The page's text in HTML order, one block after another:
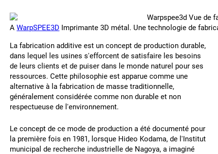
X Facebook LinkedIn YouTube
AWarpSPEE3D Imprimante 3D métal. Une technologie de
La fabrication additive est un concept de production durable,
dans lequel les usines s'efforcent de satisfaire les besoins
de leurs clients et de puiser dans le monde naturel pour ses
ressources. Cette philosophie est apparue comme une
alternative à la fabrication de masse traditionnelle,
généralement considérée comme non durable et non
respectueuse de l'environnement.
Le concept de ce mode de production a été documenté pour
la première fois en 1981, lorsque Hideo Kodama, de l'Institut
municipal de recherche industrielle de Nagoya, a imaginé